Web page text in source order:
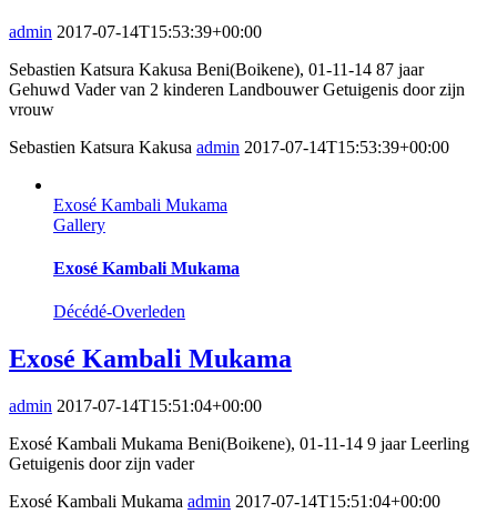
admin 2017-07-14T15:53:39+00:00
Sebastien Katsura Kakusa Beni(Boikene), 01-11-14 87 jaar
Gehuwd Vader van 2 kinderen Landbouwer Getuigenis door zijn
vrouw
Sebastien Katsura Kakusa admin 2017-07-14T15:53:39+00:00
Exosé Kambali Mukama
Gallery
Exosé Kambali Mukama
Décédé-Overleden
Exosé Kambali Mukama
admin 2017-07-14T15:51:04+00:00
Exosé Kambali Mukama Beni(Boikene), 01-11-14 9 jaar Leerling
Getuigenis door zijn vader
Exosé Kambali Mukama admin 2017-07-14T15:51:04+00:00